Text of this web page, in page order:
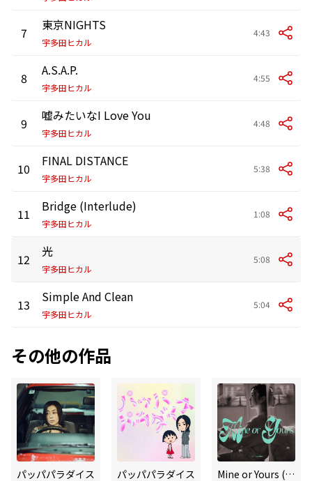
7 東京NIGHTS
宇多田ヒカル
4:43
8 A.S.A.P.
宇多田ヒカル
4:55
9 嘘みたいなI Love You
宇多田ヒカル
4:48
10 FINAL DISTANCE
宇多田ヒカル
5:38
11 Bridge (Interlude)
宇多田ヒカル
1:08
12 光
宇多田ヒカル
5:08
13 Simple And Clean
宇多田ヒカル
5:04
その他の作品
パッパパラダイス
パッパパラダイス
Mine or Yours (Bella Boo Remix)